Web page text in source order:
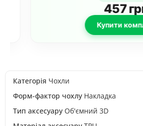
457грн.
Купити комплект
Категорія Чохли
Форм-фактор чохлу Накладка
Тип аксесуару Об'ємний 3D